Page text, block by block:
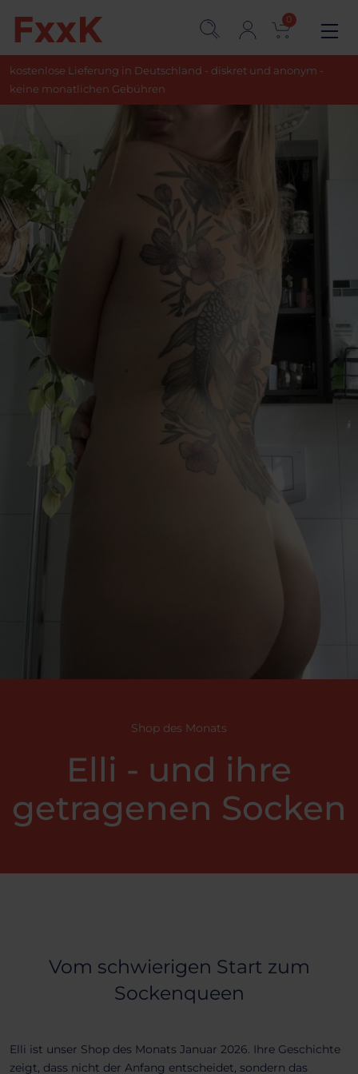
0
kostenlose Lieferung in Deutschland - diskret und anonym -
keine monatlichen Gebühren
Shop des Monats
Elli - und ihre
getragenen Socken
Vom schwierigen Start zum
Sockenqueen
Elli ist unser Shop des Monats Januar 2026. Ihre Geschichte
zeigt, dass nicht der Anfang entscheidet, sondern das